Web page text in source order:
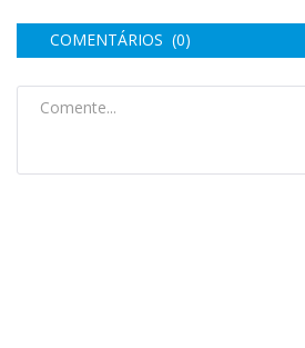
COMENTÁRIOS (0)